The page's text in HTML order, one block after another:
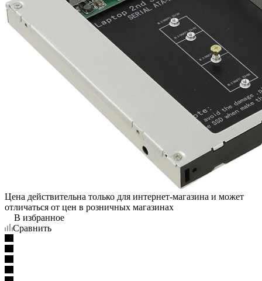
Цена действительна только для интернет-магазина и может
отличаться от цен в розничных магазинах
В избранное
Сравнить